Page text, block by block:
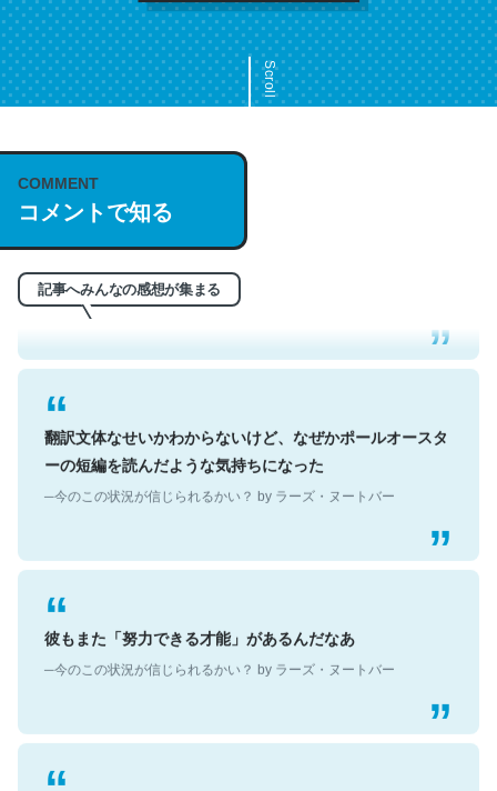
Scroll
COMMENT
コメントで知る
記事へみんなの感想が集まる
これは名文。彼はとてもクレバーなんだろうなと凄く思
う。英語少しでも読める人は原文もお勧め。自分はこの流
れ好き。Let’s Fucking Go. Then Covid hit. Shit.
─今のこの状況が信じられるかい？ by ラーズ・ヌートバー
翻訳文体なせいかわからないけど、なぜかポールオースタ
ーの短編を読んだような気持ちになった
彼もまた「努力できる才能」があるんだなあ